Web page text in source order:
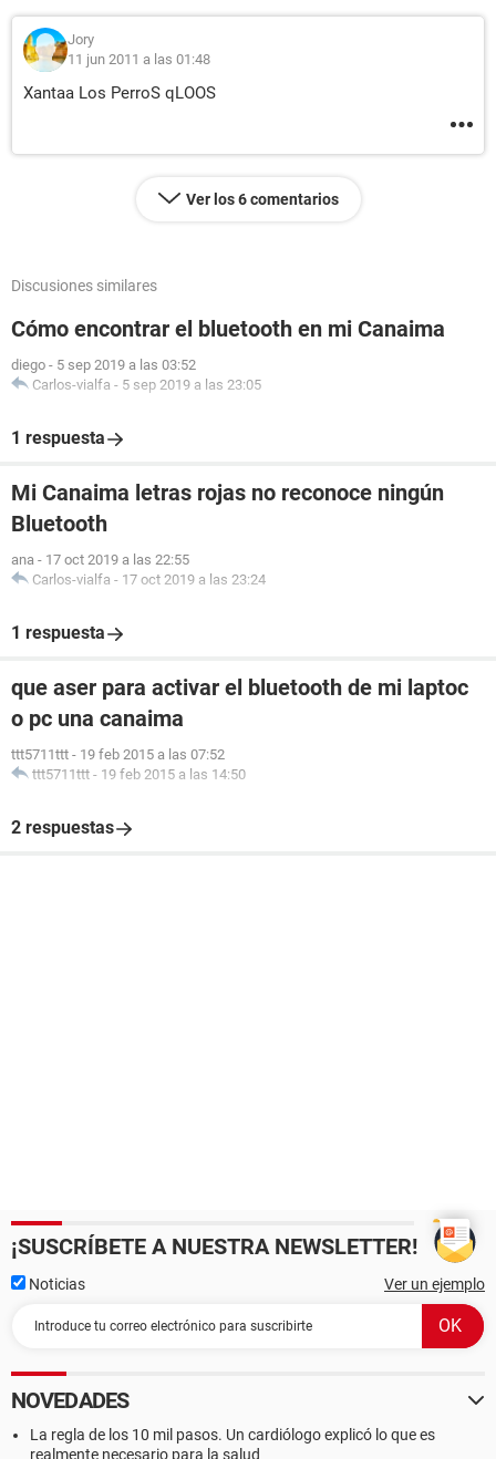
Jory
11 jun 2011 a las 01:48
Xantaa Los PerroS qLOOS
Ver los 6 comentarios
Discusiones similares
Cómo encontrar el bluetooth en mi Canaima
diego - 5 sep 2019 a las 03:52
Carlos-vialfa - 5 sep 2019 a las 23:05
1 respuesta
Mi Canaima letras rojas no reconoce ningún
Bluetooth
ana - 17 oct 2019 a las 22:55
Carlos-vialfa - 17 oct 2019 a las 23:24
1 respuesta
que aser para activar el bluetooth de mi laptoc
o pc una canaima
ttt5711ttt - 19 feb 2015 a las 07:52
ttt5711ttt - 19 feb 2015 a las 14:50
2 respuestas
¡SUSCRÍBETE A NUESTRA NEWSLETTER!
Noticias Ver un ejemplo
NOVEDADES
La regla de los 10 mil pasos. Un cardiólogo explicó lo que es
realmente necesario para la salud